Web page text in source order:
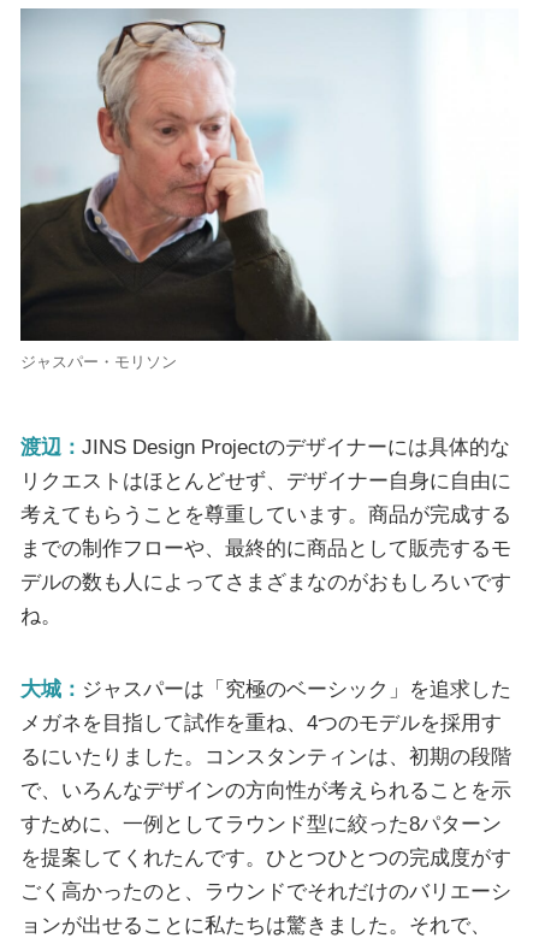
ジャスパー・モリソン
渡辺： JINS Design Projectのデザイナーには具体的な
リクエストはほとんどせず、デザイナー自身に自由に
考えてもらうことを尊重しています。商品が完成する
までの制作フローや、最終的に商品として販売するモ
デルの数も人によってさまざまなのがおもしろいです
ね。
大城： ジャスパーは「究極のベーシック」を追求した
メガネを目指して試作を重ね、4つのモデルを採用す
るにいたりました。コンスタンティンは、初期の段階
で、いろんなデザインの方向性が考えられることを示
すために、一例としてラウンド型に絞った8パターン
を提案してくれたんです。ひとつひとつの完成度がす
ごく高かったのと、ラウンドでそれだけのバリエーシ
ョンが出せることに私たちは驚きました。それで、